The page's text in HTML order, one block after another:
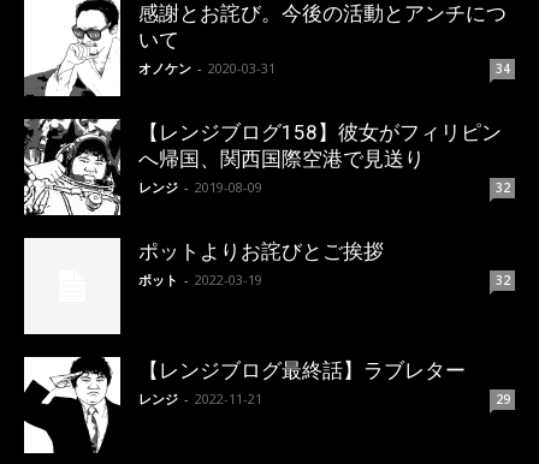
感謝とお詫び。今後の活動とアンチにつ
いて
オノケン - 2020-03-31 34
【レンジブログ158】彼女がフィリピン
へ帰国、関西国際空港で見送り
レンジ - 2019-08-09 32
ポットよりお詫びとご挨拶
ポット - 2022-03-19 32
【レンジブログ最終話】ラブレター
レンジ - 2022-11-21 29